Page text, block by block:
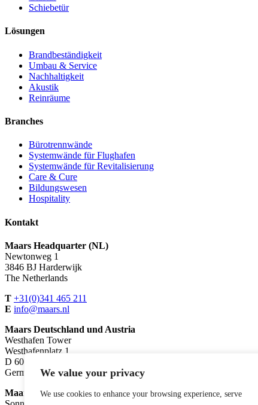
We value your privacy
We use cookies to enhance your browsing experience, serve
Schiebetür
Lösungen
Brandbeständigkeit
Umbau & Service
Nachhaltigkeit
Akustik
Reinräume
Branches
Bürotrennwände
Systemwände für Flughafen
Systemwände für Revitalisierung
Care & Cure
Bildungswesen
Hospitality
Kontakt
Maars Headquarter (NL)
Newtonweg 1
3846 BJ Harderwijk
The Netherlands
T +31(0)341 465 211
E info@maars.nl
Maars Deutschland und Austria
Westhafen Tower
Westhafenplatz 1
D 60327 Frankfurt am Main
Germany
Maars Schweiz